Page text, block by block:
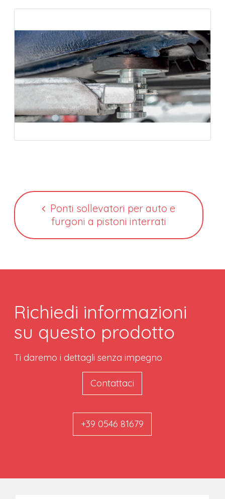
Ponti sollevatori per auto e
furgoni a pistoni interrati
Richiedi informazioni
su questo prodotto
Ti daremo i dettagli senza impegno
Contattaci
+39 0546 81679